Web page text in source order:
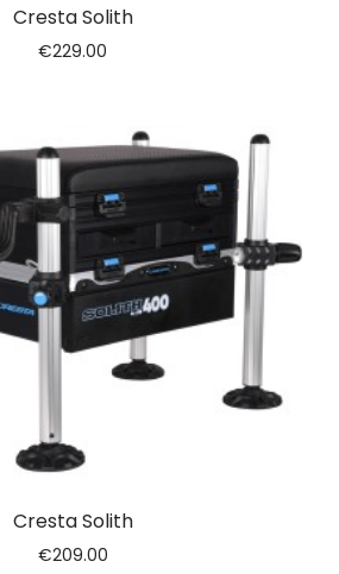
Cresta Solith
€229.00
Cresta Solith
€209.00